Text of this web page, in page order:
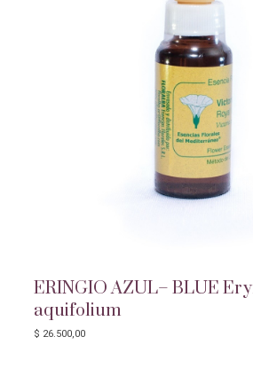
ERINGIO AZUL– BLUE
aquifolium
$ 26.500,00